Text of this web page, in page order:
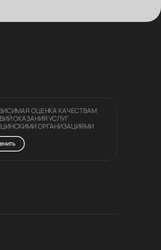
ОЦЕНКА КАЧЕСТВАM
ОКАЗАНИЯ УСЛУГ
ОРГАНИЗАЦИЯМИ